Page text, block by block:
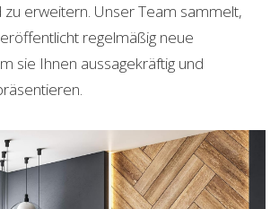
zu erweitern. Unser Team sammelt,
regelmäßig neue
sie Ihnen aussagekräftig und